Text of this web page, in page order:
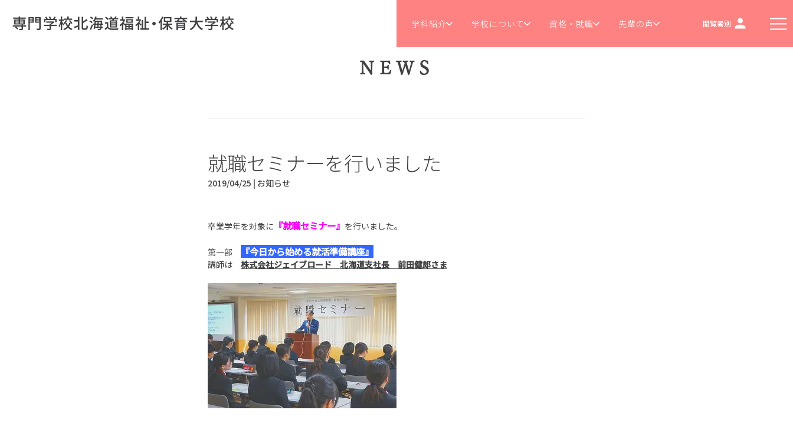
学科紹介 学校について 資格・就職 先輩の声 閲覧者別
NEWS
就職セミナーを行いました
2019/04/25 | お知らせ
卒業学年を対象に 『就職セミナー』 を行いました。
第一部 『今日から始める就活準備講座』
講師は 株式会社ジェイブロード 北海道支社長 前田健郎さま